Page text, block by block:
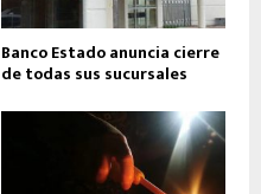
Banco Estado anuncia cierre
de todas sus sucursales